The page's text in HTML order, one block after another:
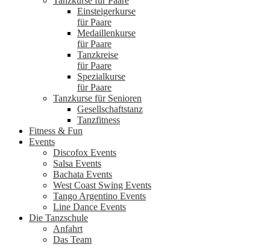
Einsteigerkurse
für Paare
Medaillenkurse
für Paare
Tanzkreise
für Paare
Spezialkurse
für Paare
Tanzkurse für Senioren
Gesellschaftstanz
Tanzfitness
Fitness & Fun
Events
Discofox Events
Salsa Events
Bachata Events
West Coast Swing Events
Tango Argentino Events
Line Dance Events
Die Tanzschule
Anfahrt
Das Team